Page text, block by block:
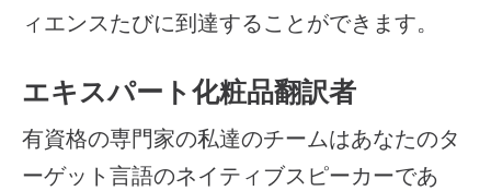
ィエンスたびに到達することができます。
エキスパート化粧品翻訳者
有資格の専門家の私達のチームはあなたのタ
ーゲット言語のネイティブスピーカーであ